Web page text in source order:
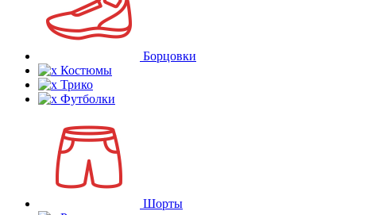
Борцовки
Костюмы
Трико
Футболки
Шорты